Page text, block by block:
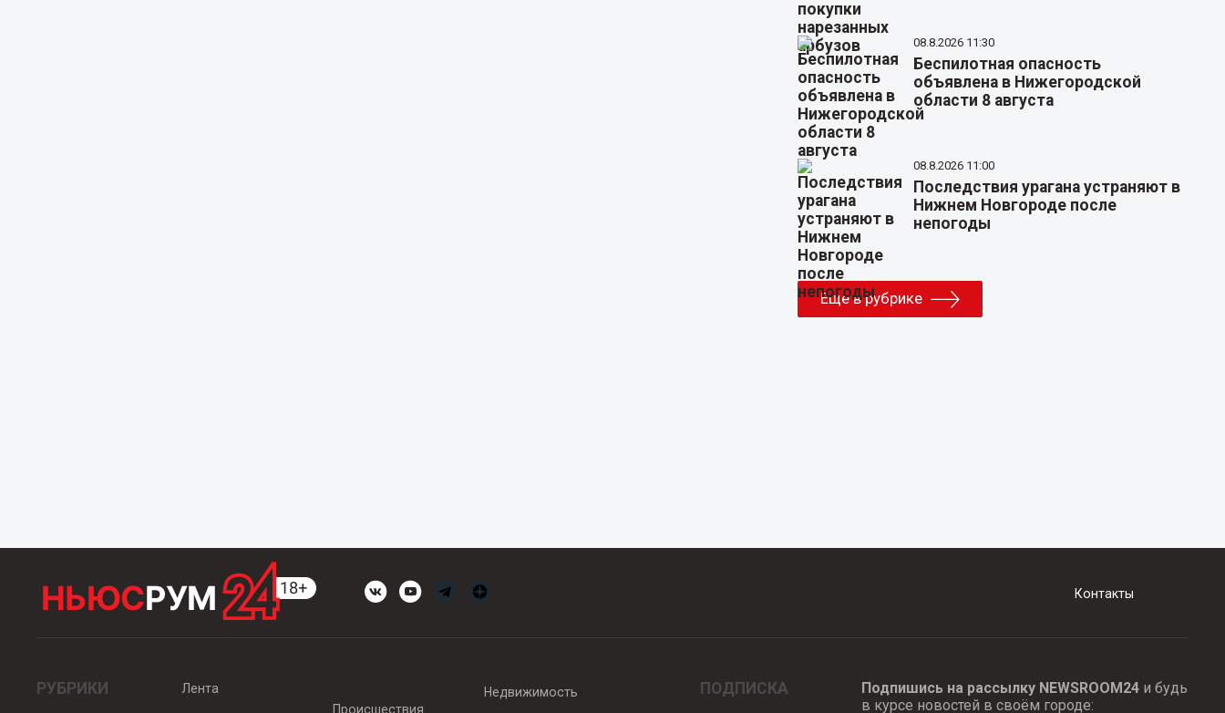
08.8.2026 11:30
Беспилотная опасность
объявлена в Нижегородской
области 8 августа
08.8.2026 11:00
Последствия урагана устраняют в
Нижнем Новгороде после
непогоды
Еще в рубрике
Контакты
РУБРИКИ
Лента
Происшествия
Недвижимость ПОДПИСКА Подпишись на рассылку NEWSROOM24и будь
в курсе новостей в своём городе: